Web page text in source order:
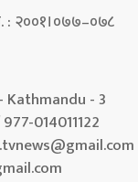
: २००१।०७७–०७८
Kathmandu - 3
014011122